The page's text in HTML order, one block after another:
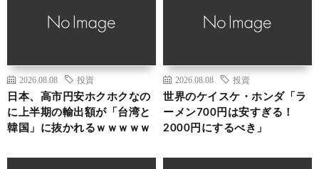
2026.08.08 投資
日本、高市円安ホクホクなの
に上半期の輸出額が「台湾と
韓国」に抜かれるｗｗｗｗｗ
2026.08.08 投資
世界のケイスケ・ホンダ「ラ
ーメン700円は安すぎる！
2000円にするべき」